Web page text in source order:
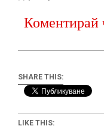
Коментирай
SHARE THIS:
LIKE THIS: